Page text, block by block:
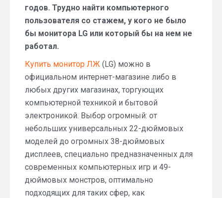
годов. Трудно найти компьютерного
пользователя со стажем, у кого не было
бы монитора LG или который бы на нем не
работал.
Купить монитор ЛЖ (LG) можно в
официальном интернет-магазине либо в
любых других магазинах, торгующих
компьютерной техникой и бытовой
электроникой. Выбор огромный: от
небольших универсальных 22-дюймовых
моделей до огромных 38-дюймовых
дисплеев, специально предназначенных для
современных компьютерных игр и 49-
дюймовых монстров, оптимально
подходящих для таких сфер, как